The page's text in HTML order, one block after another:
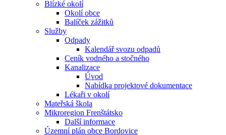
Blízké okolí
Okolí obce
Balíček zážitků
Služby
Odpady
Kalendář svozu odpadů
Ceník vodného a stočného
Kanalizace
Úvod
Nabídka projektové dokumentace
Lékaři v okolí
Mateřská škola
Mikroregion Frenštátsko
Další informace
Územní plán obce Bordovice